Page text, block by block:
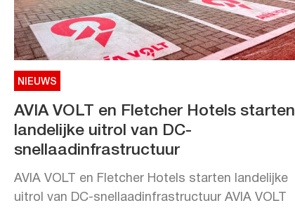
NIEUWS
AVIA VOLT en Fletcher Hotels starten
landelijke uitrol van DC-
snellaadinfrastructuur
AVIA VOLT en Fletcher Hotels starten landelijke
uitrol van DC-snellaadinfrastructuur AVIA VOLT